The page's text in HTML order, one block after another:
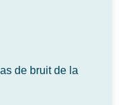
de bruit de la